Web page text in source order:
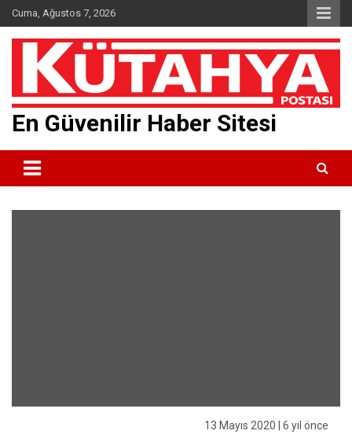
Skip
to
content
Cuma, Ağustos 7, 2026
En Güvenilir Haber Sitesi
13 Mayıs 2020 | 6 yıl önce